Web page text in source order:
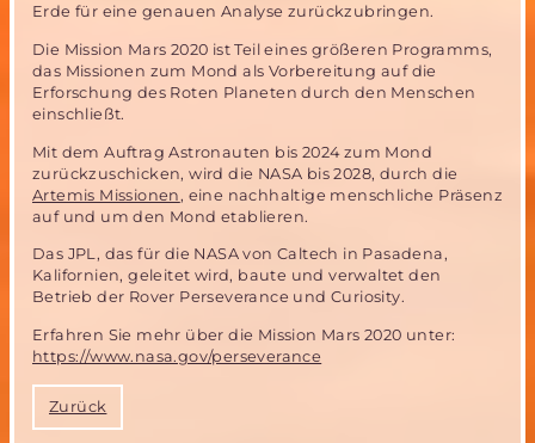
Erde für eine genauen Analyse zurückzubringen.
Die Mission Mars 2020 ist Teil eines größeren Programms,
das Missionen zum Mond als Vorbereitung auf die
Erforschung des Roten Planeten durch den Menschen
einschließt.
Mit dem Auftrag Astronauten bis 2024 zum Mond
zurückzuschicken, wird die NASA bis 2028, durch die
Artemis Missionen , eine nachhaltige menschliche Präsenz
auf und um den Mond etablieren.
Das JPL, das für die NASA von Caltech in Pasadena,
Kalifornien, geleitet wird, baute und verwaltet den
Betrieb der Rover Perseverance und Curiosity.
Erfahren Sie mehr über die Mission Mars 2020 unter:
https://www.nasa.gov/perseverance
Zurück